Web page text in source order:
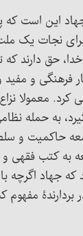
این است که
برای نجات یک
خدا، حق دارند
فرهنگی و
معمولا
به حمله
حاکمیت و
به کتب فقهی و
جهاد اگرچه
بردارندۀ مفهوم